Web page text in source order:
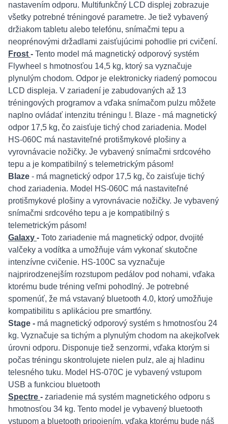
nastavením odporu. Multifunkčný LCD displej zobrazuje
všetky potrebné tréningové parametre. Je tiež vybavený
držiakom tabletu alebo telefónu, snímačmi tepu a
neoprénovými držadlami zaisťujúcimi pohodlie pri cvičení.
Frost - Tento model má magnetický odporový systém
Flywheel s hmotnosťou 14,5 kg, ktorý sa vyznačuje
plynulým chodom. Odpor je elektronicky riadený pomocou
LCD displeja. V zariadení je zabudovaných až 13
tréningových programov a vďaka snímačom pulzu môžete
naplno ovládať intenzitu tréningu !. Blaze - má magnetický
odpor 17,5 kg, čo zaisťuje tichý chod zariadenia. Model
HS-060C má nastaviteľné protišmykové plošiny a
vyrovnávacie nožičky. Je vybavený snímačmi srdcového
tepu a je kompatibilný s telemetrickým pásom!
Blaze - má magnetický odpor 17,5 kg, čo zaisťuje tichý
chod zariadenia. Model HS-060C má nastaviteľné
protišmykové plošiny a vyrovnávacie nožičky. Je vybavený
snímačmi srdcového tepu a je kompatibilný s
telemetrickým pásom!
Galaxy - Toto zariadenie má magnetický odpor, dvojité
valčeky a vodítka a umožňuje vám vykonať skutočne
intenzívne cvičenie. HS-100C sa vyznačuje
najprirodzenejším rozstupom pedálov pod nohami, vďaka
ktorému bude tréning veľmi pohodlný. Je potrebné
spomenúť, že má vstavaný bluetooth 4.0, ktorý umožňuje
kompatibilitu s aplikáciou pre smartfóny.
Stage - má magnetický odporový systém s hmotnosťou 24
kg. Vyznačuje sa tichým a plynulým chodom na akejkoľvek
úrovni odporu. Disponuje tiež senzormi, vďaka ktorým si
počas tréningu skontrolujete nielen pulz, ale aj hladinu
telesného tuku. Model HS-070C je vybavený vstupom
USB a funkciou bluetooth
Spectre - zariadenie má systém magnetického odporu s
hmotnosťou 34 kg. Tento model je vybavený bluetooth
vstupom a bluetooth pripojením, vďaka ktorému bude náš